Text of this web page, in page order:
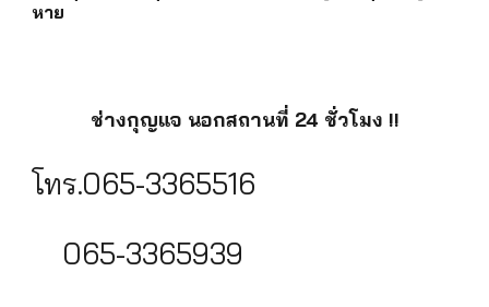
หาย
ช่างกุญแจ นอกสถานที่ 24 ชั่วโมง !!
โทร.065-3365516
065-3365939